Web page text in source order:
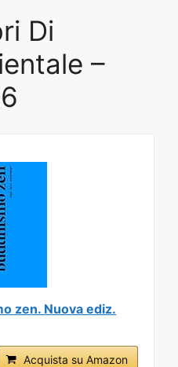
Di
–
zen. Nuova ediz.
Acquista su Amazon